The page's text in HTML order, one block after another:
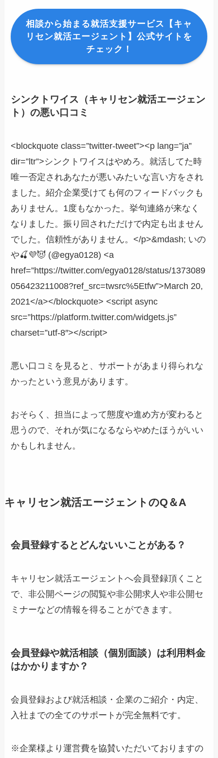
相談から始まる就活支援サービス【キャ
リセン就活エージェント】公式サイトを
チェック！
シンクトワイス（キャリセン就活エージェン
ト）の悪い口コミ
<blockquote class=”twitter-tweet”><p lang=”ja”
dir=”ltr”>シンクトワイスはやめろ。就活してた時
唯一否定されあなたが悪いみたいな言い方をされ
ました。紹介企業受けても何のフィードバックも
ありません。1度もなかった。挙句連絡が来なく
なりました。振り回されただけで内定も出ません
でした。信頼性がありません。</p>&mdash; いの
や🍒💜😈 (@egya0128) <a
href=”https://twitter.com/egya0128/status/1373089
056423211008?ref_src=twsrc%5Etfw”>March 20,
2021</a></blockquote> <script async
src=”https://platform.twitter.com/widgets.js”
charset=”utf-8″></script>
悪い口コミを見ると、サポートがあまり得られな
かったという意見があります。
おそらく、担当によって態度や進め方が変わると
思うので、それが気になるならやめたほうがいい
かもしれません。
キャリセン就活エージェントのQ＆A
会員登録するとどんないいことがある？
キャリセン就活エージェントへ会員登録頂くこと
で、非公開ページの閲覧や非公開求人や非公開セ
ミナーなどの情報を得ることができます。
会員登録や就活相談（個別面談）は利用料金
はかかりますか？
会員登録および就活相談・企業のご紹介・内定、
入社までの全てのサポートが完全無料です。
※企業様より運営費を協賛いただいておりますの